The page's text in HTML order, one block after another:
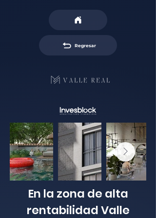
Regresar
En la zona de alta
rentabilidad Valle